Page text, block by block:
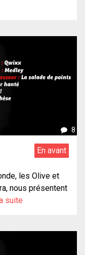
8
En avant
les Olive et
nous présentent
suite